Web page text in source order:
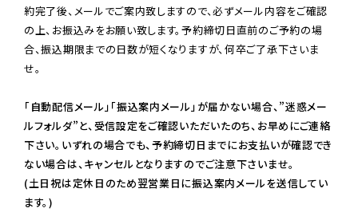
約完了後、メールでご案内致しますので、必ずメール内容をご確認
の上、お振込みをお願い致します。予約締切日直前のご予約の場
合、振込期限までの日数が短くなりますが、何卒ご了承下さいま
せ。
「自動配信メール」「振込案内メール」が届かない場合、”迷惑メー
ルフォルダ”と、受信設定をご確認いただいたのち、お早めにご連絡
下さい。いずれの場合でも、予約締切日までにお支払いが確認でき
ない場合は、キャンセルとなりますのでご注意下さいませ。
(土日祝は定休日のため翌営業日に振込案内メールを送信してい
ます。)